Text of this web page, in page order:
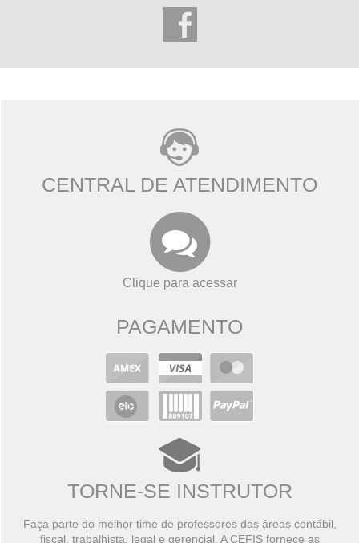
CENTRAL DE ATENDIMENTO
Clique para acessar
PAGAMENTO
TORNE-SE INSTRUTOR
Faça parte do melhor time de professores das áreas contábil,
fiscal, trabalhista, legal e gerencial. A CEFIS fornece as